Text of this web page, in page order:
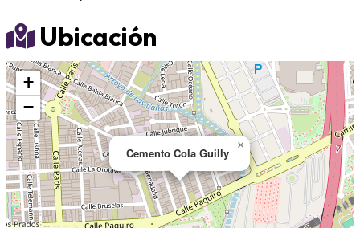
Ubicación
Cemento Cola Guilly
×
+
−